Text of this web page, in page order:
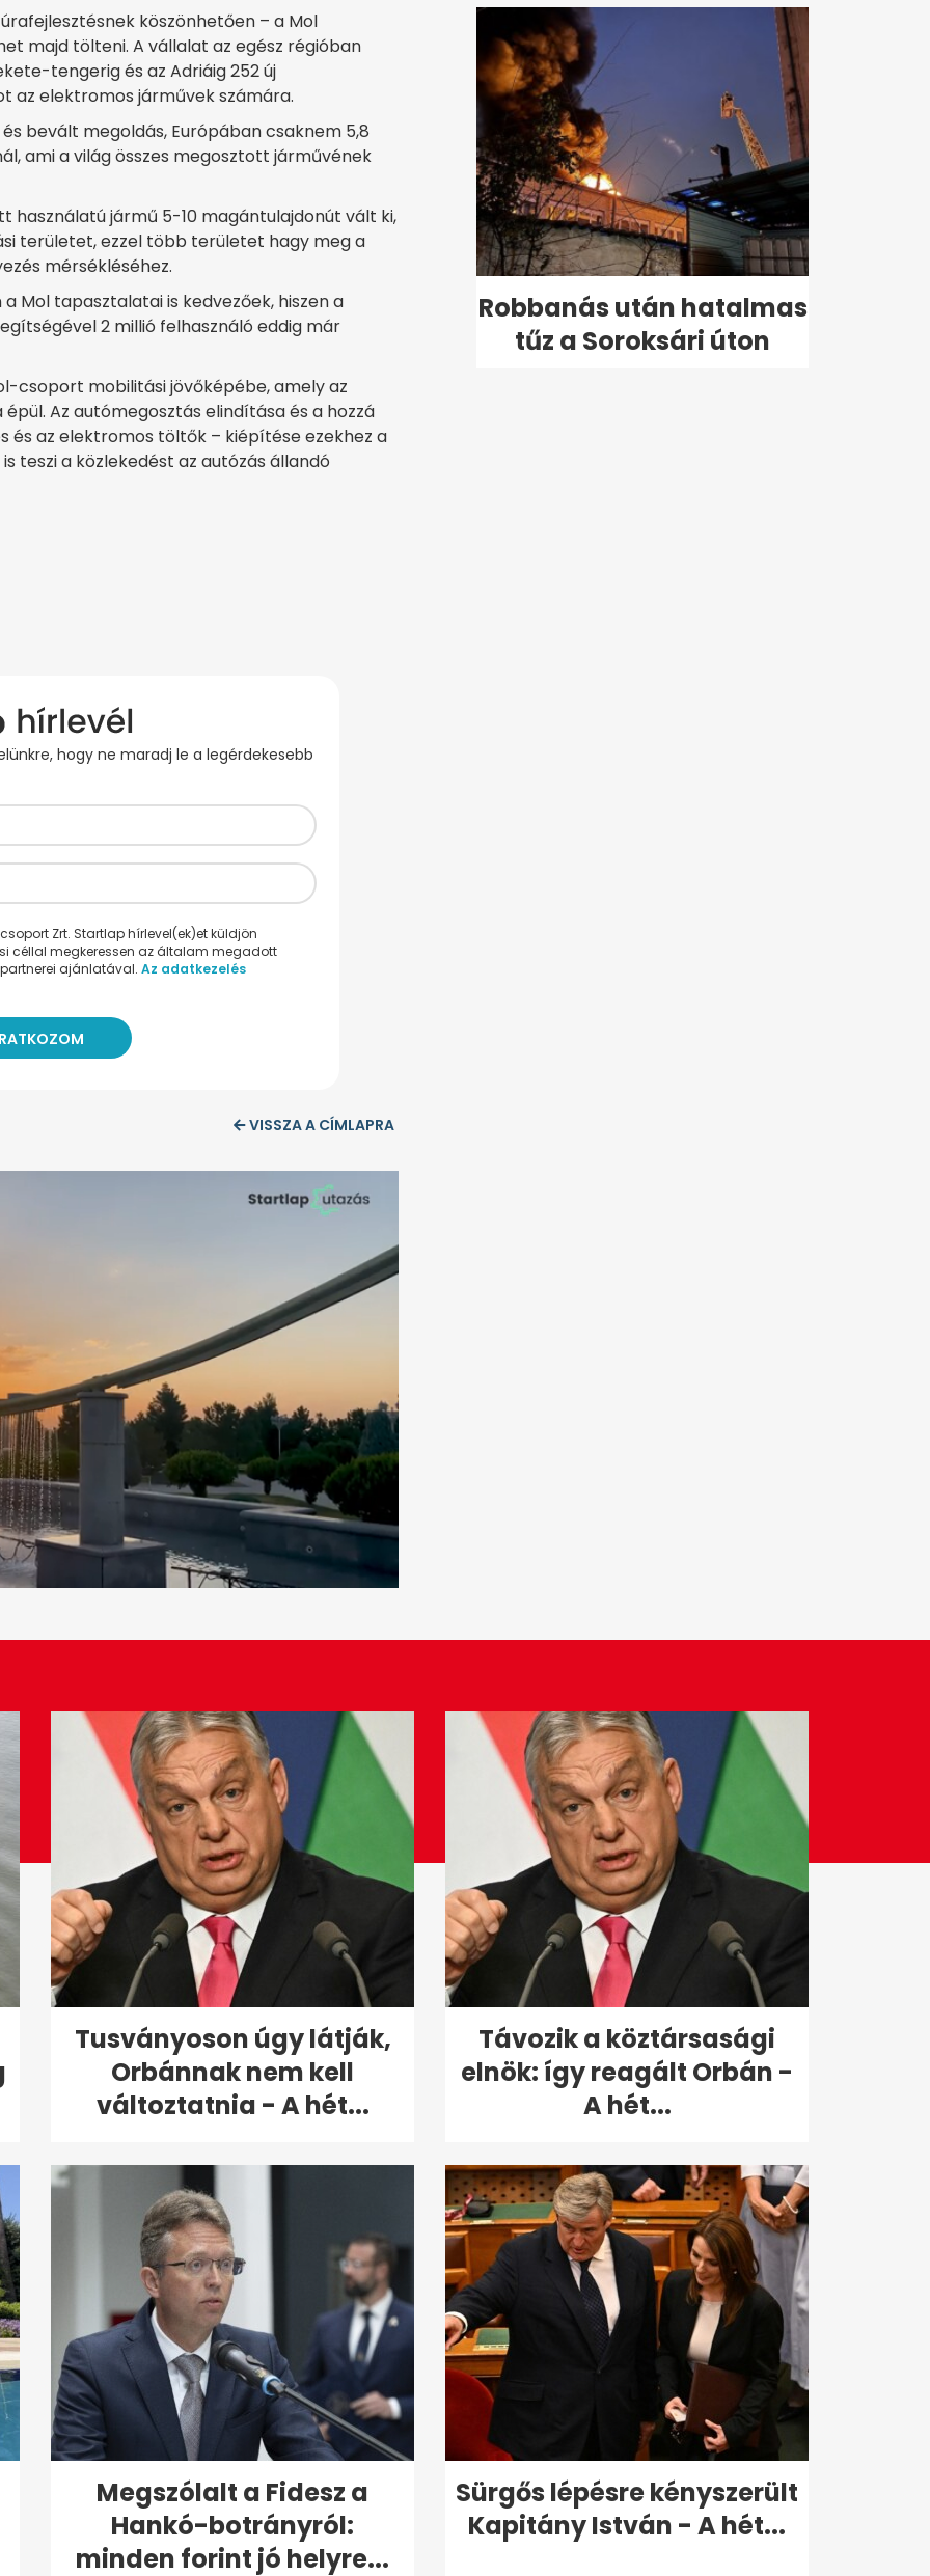
köszönhetően – a Mol
majd tölteni. A vállalat az egész régióban
tengerig és az Adriáig 252 új
az elektromos járművek számára.
bevált megoldás, Európában csaknem 5,8
ami a világ összes megosztott járművének
jármű 5-10 magántulajdonút vált ki,
területet, ezzel több területet hagy meg a
mérsékléséhez.
Mol tapasztalatai is kedvezőek, hiszen a
2 millió felhasználó eddig már
csoport mobilitási jövőképébe, amely az
Az autómegosztás elindítása és a hozzá
az elektromos töltők – kiépítése ezekhez a
teszi a közlekedést az autózás állandó
hogy ne maradj le a legérdekesebb
Zrt. Startlap hírlevel(ek)et küldjön
céllal megkeressen az általam megadott
ajánlatával. Az adatkezelés
VISSZA A CÍMLAPRA
Robbanás után hatalmas
tűz a Soroksári úton
Tusványoson úgy látják,
Orbánnak nem kell
változtatnia - A hét...
Távozik a köztársasági
elnök: így reagált Orbán -
A hét...
Megszólalt a Fidesz a
Hankó-botrányról:
minden forint jó helyre...
Sürgős lépésre kényszerült
Kapitány István - A hét...